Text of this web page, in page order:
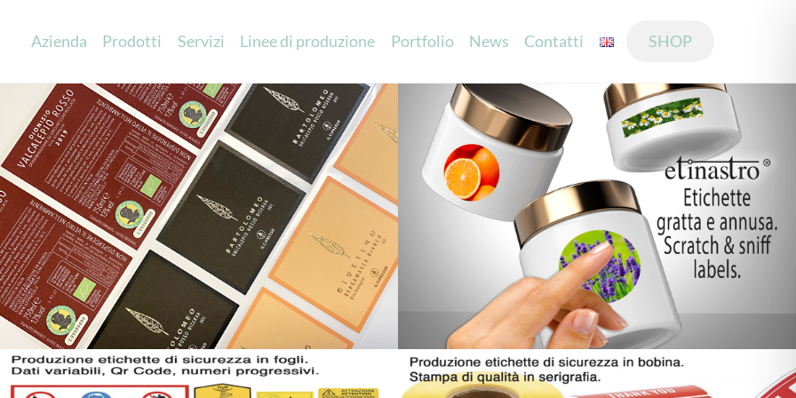
Azienda
Prodotti
profumate
profumati
NEW!!
Card Profumate
per ambienti
profumati
per animali in gomma
personalizzati
confezioni
Doppio raso stock service
Nastri doppio raso personalizzati
Nastri in gros grain lux personalizzati
Nastri cotone personalizzati
Nastri in cotone naturale personalizzati
Nastri profumati personalizzati
Nastri raso acetato personalizzati
Nastri decorativi ecofriendly in carta
Altri nastri
Mouilettes
Inviti
Bomboniere
Accessori
Fustellatura al laser
Spruzza e vedi
Servizi Linee di produzione Portfolio News Contatti SHOP